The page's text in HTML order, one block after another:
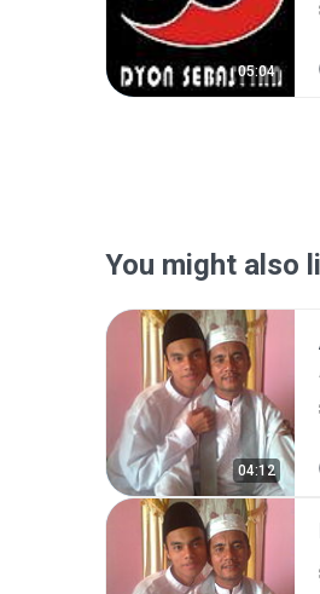
05:04
You might also
04:12